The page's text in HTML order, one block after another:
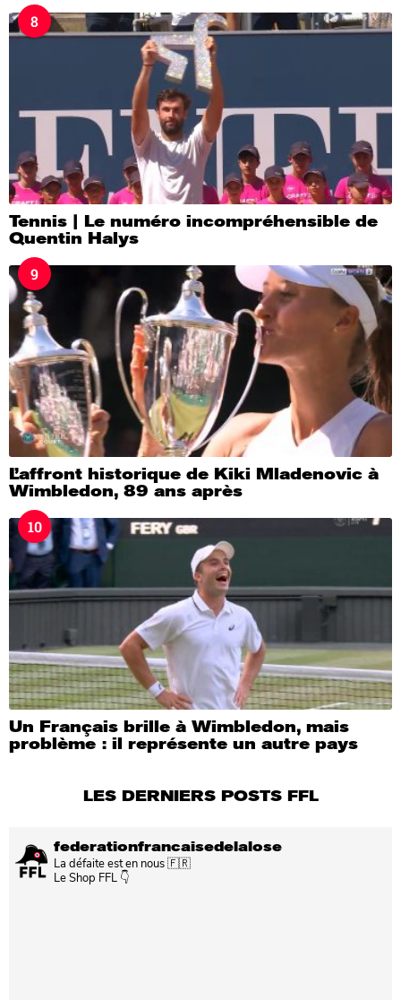
8
Tennis | Le numéro incompréhensible de
Quentin Halys
9
L’affront historique de Kiki Mladenovic à
Wimbledon, 89 ans après
10
Un Français brille à Wimbledon, mais
problème : il représente un autre pays
LES DERNIERS POSTS FFL
federationfrancaisedelalose
La défaite est en nous 🇫🇷
Le Shop FFL 👇